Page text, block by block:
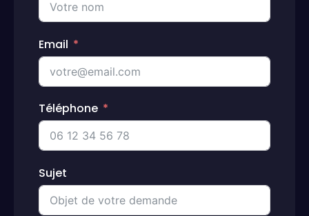
Email
Téléphone
Sujet